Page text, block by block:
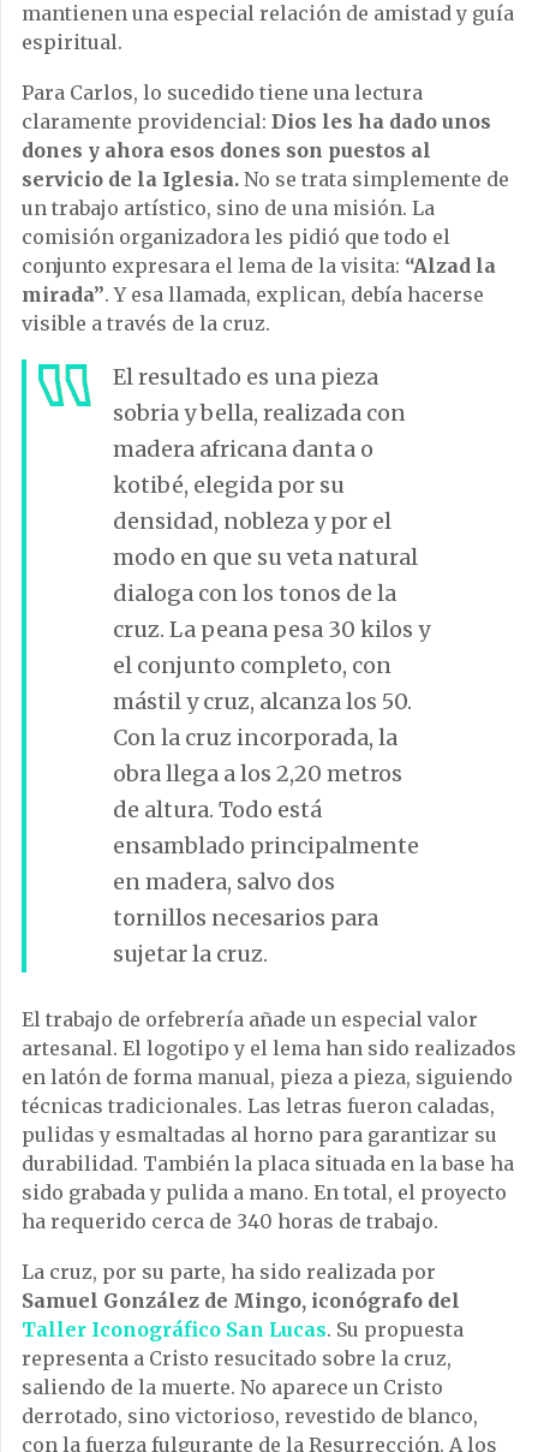
mantienen una especial relación de amistad y guía
espiritual.
Para Carlos, lo sucedido tiene una lectura
claramente providencial: Dios les ha dado unos
dones y ahora esos dones son puestos al
servicio de la Iglesia. No se trata simplemente de
un trabajo artístico, sino de una misión. La
comisión organizadora les pidió que todo el
conjunto expresara el lema de la visita: “Alzad la
mirada”. Y esa llamada, explican, debía hacerse
visible a través de la cruz.
El resultado es una pieza
sobria y bella, realizada con
madera africana danta o
kotibé, elegida por su
densidad, nobleza y por el
modo en que su veta natural
dialoga con los tonos de la
cruz. La peana pesa 30 kilos y
el conjunto completo, con
mástil y cruz, alcanza los 50.
Con la cruz incorporada, la
obra llega a los 2,20 metros
de altura. Todo está
ensamblado principalmente
en madera, salvo dos
tornillos necesarios para
sujetar la cruz.
El trabajo de orfebrería añade un especial valor
artesanal. El logotipo y el lema han sido realizados
en latón de forma manual, pieza a pieza, siguiendo
técnicas tradicionales. Las letras fueron caladas,
pulidas y esmaltadas al horno para garantizar su
durabilidad. También la placa situada en la base ha
sido grabada y pulida a mano. En total, el proyecto
ha requerido cerca de 340 horas de trabajo.
La cruz, por su parte, ha sido realizada por
Samuel González de Mingo, iconógrafo del
Taller Iconográfico San Lucas. Su propuesta
representa a Cristo resucitado sobre la cruz,
saliendo de la muerte. No aparece un Cristo
derrotado, sino victorioso, revestido de blanco,
con la fuerza fulgurante de la Resurrección. A los